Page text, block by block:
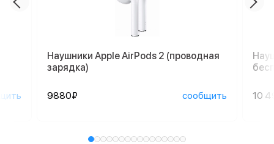
Наушники Apple AirPods 2 (проводная
зарядка)
9880₽ сообщить 10